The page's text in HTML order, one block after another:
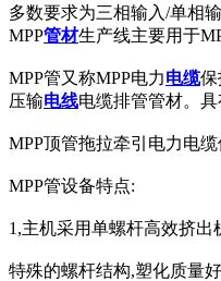
多数要求为三相输入/单相
MPP管材生产线主要用于
MPP管又称MPP电力电缆保
压输电线电缆排管管材。
MPP顶管拖拉牵引电力电
MPP管设备特点:
1,主机采用单螺杆高效挤出
特殊的螺杆结构,塑化质量